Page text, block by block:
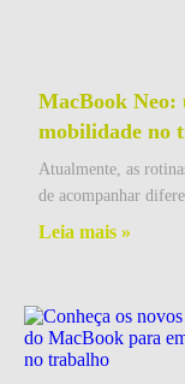
MacBook Neo:
mobilidade no
Atualmente, as
de acompanhar
Leia mais »